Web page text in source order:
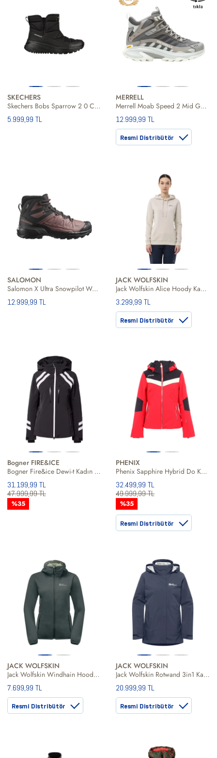
SKECHERS
Skechers Bobs Sparrow 2 0 Club Snow Kadın Siyah Bot
5.999,99 TL
MERRELL
Merrell Moab Speed 2 Mid Gore-Tex Kadın Bot
12.999,99 TL
Resmi Distribütör
SALOMON
Salomon X Ultra Snowpilot Waterproof Kadın Bot
12.999,99 TL
JACK WOLFSKIN
Jack Wolfskin Alice Hoody Kadın Bej Sweat
3.299,99 TL
Resmi Distribütör
Bogner FIRE&ICE
Bogner Fire&ice Dewi-t Kadın Siyah Kayak Ceketi
31.199,99 TL
47.999,99 TL
%35
PHENIX
Phenix Sapphire Hybrid Do Kadın Kırmızı Kayak Ceketi
32.499,99 TL
49.999,99 TL
%35
Resmi Distribütör
JACK WOLFSKIN
Jack Wolfskin Windhain Hoody Kadın Yeşil Softshell
7.699,99 TL
Resmi Distribütör
JACK WOLFSKIN
Jack Wolfskin Rotwand 3in1 Kadın Mavi Outdoor Ceketi
20.999,99 TL
Resmi Distribütör